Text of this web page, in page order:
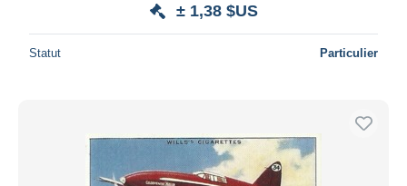
± 1,38 $US
Statut Particulier